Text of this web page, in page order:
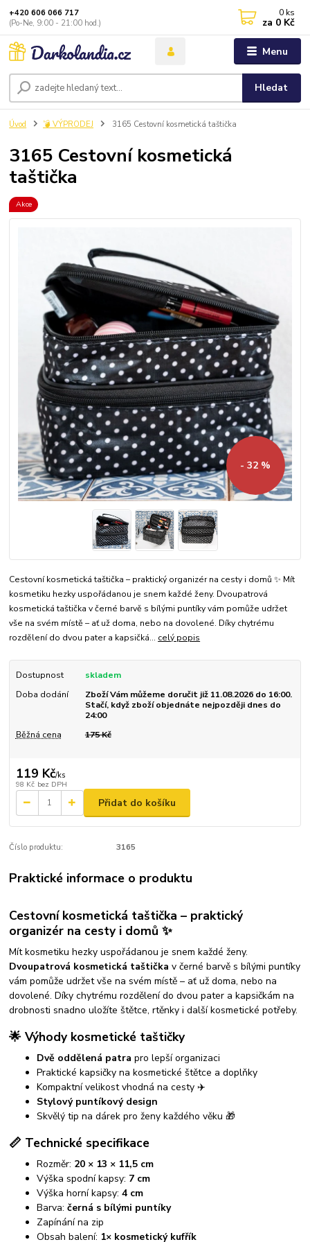
Menu
Hledat
+420 606 066 717
(Po-Ne, 9:00 - 21:00 hod.)
0 ks
za 0 Kč
Úvod 💣 VÝPRODEJ 3165 Cestovní kosmetická taštička
3165 Cestovní kosmetická
taštička
Akce
- 32 %
Cestovní kosmetická taštička – praktický organizér na cesty i domů ✨ Mít
kosmetiku hezky uspořádanou je snem každé ženy. Dvoupatrová
kosmetická taštička v černé barvě s bílými puntíky vám pomůže udržet
vše na svém místě – ať už doma, nebo na dovolené. Díky chytrému
rozdělení do dvou pater a kapsičká... celý popis
Dostupnost
skladem
Doba dodání
Zboží Vám můžeme doručit již 11.08.2026 do 16:00.
Stačí, když zboží objednáte nejpozději dnes do
24:00
Běžná cena
175 Kč
119 Kč/ks
98 Kč bez DPH
Přidat do košíku
Číslo produktu: 3165
Praktické informace o produktu
Cestovní kosmetická taštička – praktický
organizér na cesty i domů ✨
Mít kosmetiku hezky uspořádanou je snem každé ženy.
Dvoupatrová kosmetická taštička v černé barvě s bílými puntíky
vám pomůže udržet vše na svém místě – ať už doma, nebo na
dovolené. Díky chytrému rozdělení do dvou pater a kapsičkám na
drobnosti snadno uložíte štětce, rtěnky i další kosmetické potřeby.
🌟 Výhody kosmetické taštičky
Dvě oddělená patra pro lepší organizaci
Praktické kapsičky na kosmetické štětce a doplňky
Kompaktní velikost vhodná na cesty ✈️
Stylový puntíkový design
Skvělý tip na dárek pro ženy každého věku 🎁
📏 Technické specifikace
Rozměr: 20 × 13 × 11,5 cm
Výška spodní kapsy: 7 cm
Výška horní kapsy:4 cm
Barva:černá s bílými puntíky
Zapínání na zip
Obsah balení: 1× kosmetický kufřík